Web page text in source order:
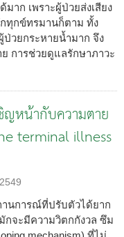
าก เพราะผู้ป่วยส่งเสียง
ทุกข์ทรมานก็ตาม ทั้ง
ป่วยกระหายน้ำมาก จึง
การช่วยดูแลรักษาภาวะ
ญหน้ากับความตาย
terminal illness
านการณ์ที่ปรับตัวได้ยาก
กจะมีความวิตกกังวล ซึม